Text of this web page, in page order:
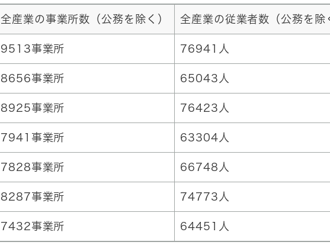
全産業の事業所数（公務を除く） 全産業の従業者数（公務を除
9513事業所 76941人
8656事業所 65043人
8925事業所 76423人
7941事業所 63304人
7828事業所 66748人
8287事業所 74773人
7432事業所 64451人